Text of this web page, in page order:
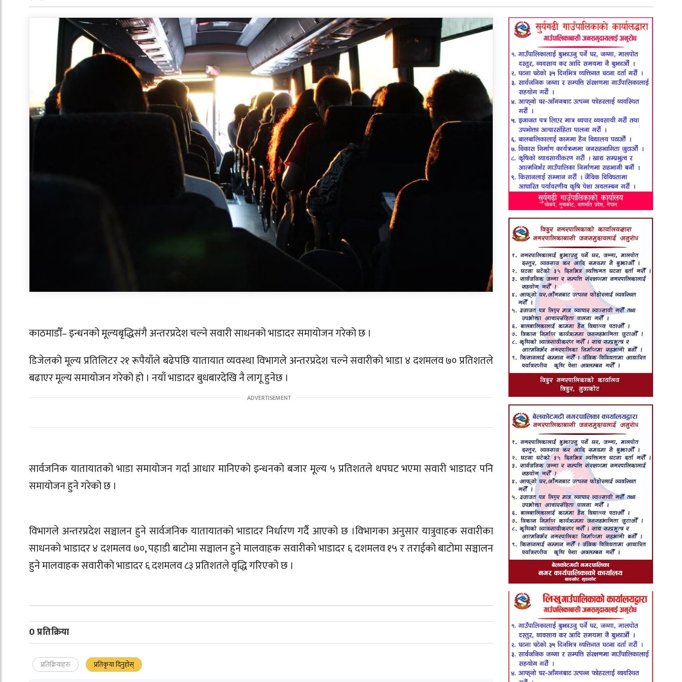
काठमाडौँ– इन्धनको मूल्यबृद्धिसंगै अन्तरप्रदेश चल्ने सवारी साधनको भाडादर समायोजन गरेको छ ।
डिजेलको मूल्य प्रतिलिटर २१ रूपैयाँले बढेपछि यातायात व्यवस्था विभागले अन्तरप्रदेश चल्ने सवारीको भाडा ४ दशमलव ७० प्रतिशतले
बढाएर मूल्य समायोजन गरेको हो । नयाँ भाडादर बुधबारदेखि नै लागू हुनेछ ।
सार्वजनिक यातायातको भाडा समायोजन गर्दा आधार मानिएको इन्धनको बजार मूल्य ५ प्रतिशतले थपघट भएमा सवारी भाडादर पनि
समायोजन हुने गरेको छ ।
विभागले अन्तरप्रदेश सञ्चालन हुने सार्वजनिक यातायातको भाडादर निर्धारण गर्दै आएको छ ।विभागका अनुसार यात्रुवाहक सवारीका
साधनको भाडादर ४ दशमलव ७०, पहाडी बाटोमा सञ्चालन हुने मालवाहक सवारीको भाडादर ६ दशमलव १५ र तराईको बाटोमा सञ्चालन
हुने मालवाहक सवारीको भाडादर ६ दशमलव ८३ प्रतिशतले वृद्धि गरिएको छ ।
0 प्रतिक्रिया
प्रतिक्रियाहरु प्रतिकृया दिनुहोस्